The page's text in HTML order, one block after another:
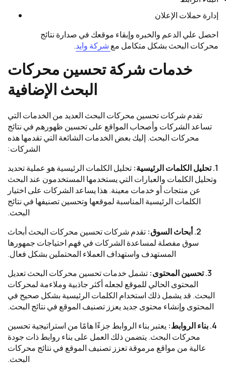
إدارة حملات الإعلان
احصل علي الدعم والخبره وإبقاء موقعك في صدارة نتائج
محركات البحث بشكل متكامل مع شركة وايد.
خدمات شركة تحسين محركات
البحث الإضافية
تقدم شركات تحسين محركات البحث العديد من الخدمات التي
تساعد الشركات وأصحاب المواقع على تحسين ظهورهم في نتائج
محركات البحث. إليك بعض الخدمات الشائعة التي تقدمها هذه
الشركات:
1. تحليل الكلمات الرئيسية:
تحليل الكلمات الرئيسية هو عملية تحديد
وتحليل الكلمات والعبارات التي يستخدمها المستخدمون عند البحث
عن منتجات أو خدمات معينة. هذا يساعد الشركات على اختيار
الكلمات الرئيسية المناسبة لموقعها وتحسين تصنيفها في نتائج
البحث.
2. أبحاث السوق:
تقدم شركات تحسين محركات البحث أبحاث
سوق مفصلة لمساعدة الشركات في فهم احتياجات جمهورها
المستهدف واستهداف العملاء المحتملين بشكل فعال.
3. تحسين المحتوى:
تشمل خدمات تحسين محركات البحث تعديل
المحتوى الحالي للموقع لجعله أكثر جاذبية وملاءمة لمحركات
البحث. قد يشمل ذلك استخدام الكلمات الرئيسية بشكل صحيح في
المحتوى وإنشاء محتوى جديد يعزز تصنيف الموقع في نتائج البحث.
4. بناء الروابط:
يعتبر بناء الروابط جزءًا هامًا من استراتيجية تحسين
محركات البحث. يتضمن ذلك العمل على بناء روابط ذات جودة
عالية من مواقع مرموقة تعزز تصنيف الموقع في نتائج محركات
البحث.